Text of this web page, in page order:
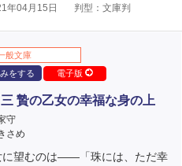
年04月15日
判型：文庫判
般文庫
をする
電子版
贄の乙女の幸福な身の上
守
さめ
に望むのは――「珠には、ただ幸